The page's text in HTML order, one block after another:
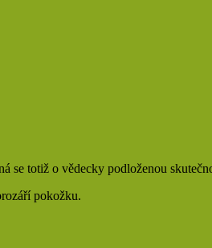
se totiž o vědecky podloženou
pokožku.